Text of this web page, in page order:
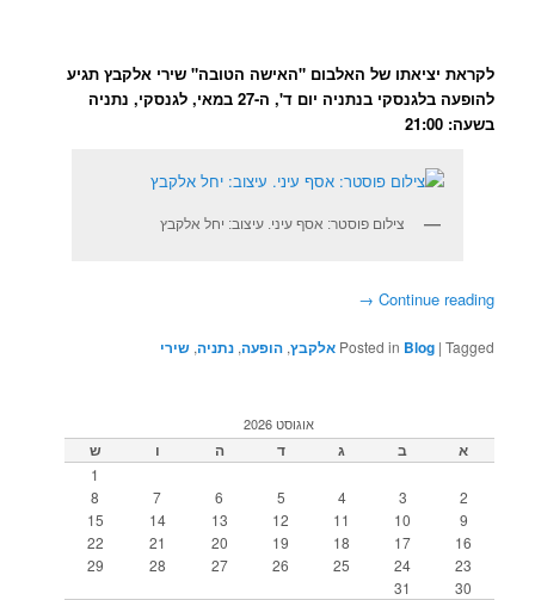
לקראת יציאתו של האלבום "האישה הטובה" שירי אלקבץ תגיע
להופעה בלגנסקי בנתניה יום ד', ה-27 במאי, לגנסקי, נתניה
בשעה: 21:00
צילום פוסטר: אסף עיני. עיצוב: יחל אלקבץ
Continue reading
→
Posted inBlog |Tagged אלקבץ,הופעה,נתניה,שירי
אוגוסט 2026
א ב ד ה ש
2
3
4
5
7
9
10
11
12
13
14
15
16
17
18
19
20
21
22
23
24
25
26
27
28
29
30
31